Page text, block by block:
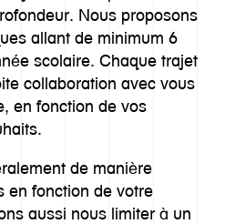
Nous proposons
allant de minimum 6
scolaire. Chaque trajet
collaboration avec vous
en fonction de vos
de manière
en fonction de votre
aussi nous limiter à un